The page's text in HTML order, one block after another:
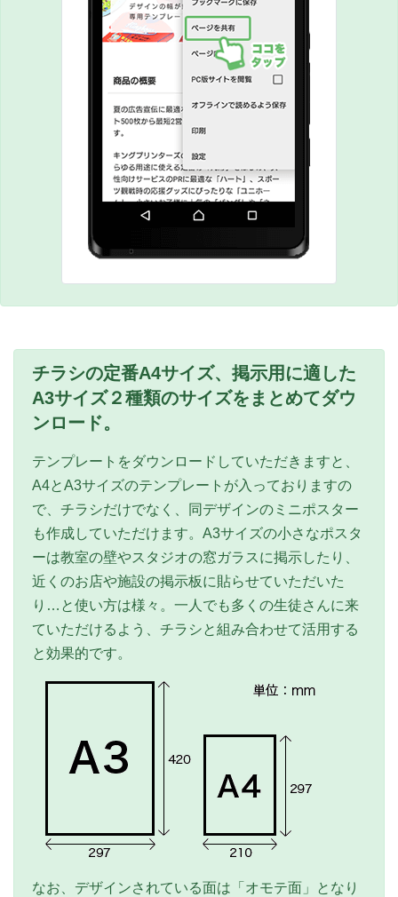
チラシの定番A4サイズ、掲示用に適した
A3サイズ２種類のサイズをまとめてダウ
ンロード。
テンプレートをダウンロードしていただきますと、
A4とA3サイズのテンプレートが入っておりますの
で、チラシだけでなく、同デザインのミニポスター
も作成していただけます。A3サイズの小さなポスタ
ーは教室の壁やスタジオの窓ガラスに掲示したり、
近くのお店や施設の掲示板に貼らせていただいた
り…と使い方は様々。一人でも多くの生徒さんに来
ていただけるよう、チラシと組み合わせて活用する
と効果的です。
なお、デザインされている面は「オモテ面」となり